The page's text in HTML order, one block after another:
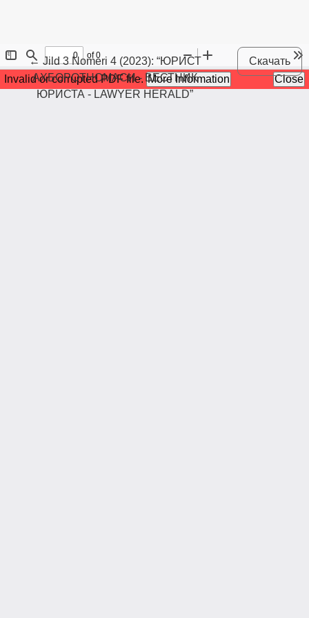
← Maqola tafsilotlariga qaytish
Jild 3 Nomeri 4 (2023): “ЮРИСТ
АХБОРОТНОМАСИ - ВЕСТНИК
ЮРИСТА - LAWYER HERALD”
Скачать